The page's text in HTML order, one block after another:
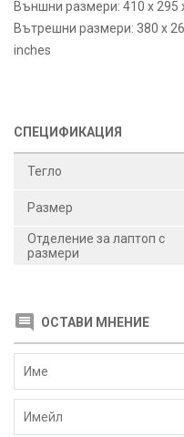
Външни размери: 410 x 295
Вътрешни размери: 380 x
inches
СПЕЦИФИКАЦИЯ
Тегло
Размер
Отделение за лаптоп с
размери
ОСТАВИ МНЕНИЕ